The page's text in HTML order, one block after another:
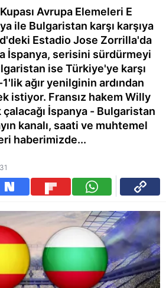
Avrupa Elemeleri E
ile Bulgaristan karşı karşıya
Estadio Jose Zorrilla'da
İspanya, serisini sürdürmeyi
ise Türkiye'ye karşı
ağır yenilginin ardından
istiyor. Fransız hakem Willy
İspanya - Bulgaristan
kanalı, saati ve muhtemel
haberimizde...